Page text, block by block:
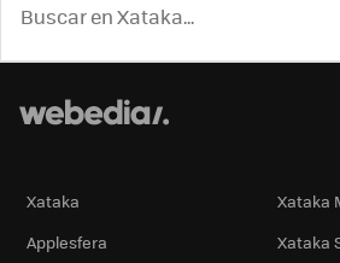
Xataka
Xataka
Applesfera
Xataka